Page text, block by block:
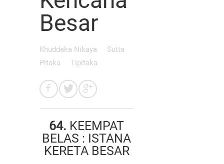
Besar
Khuddaka Nikaya
Sutta
Pitaka
Tipitaka
64. KEEMPAT
BELAS : ISTANA
KERETA BESAR